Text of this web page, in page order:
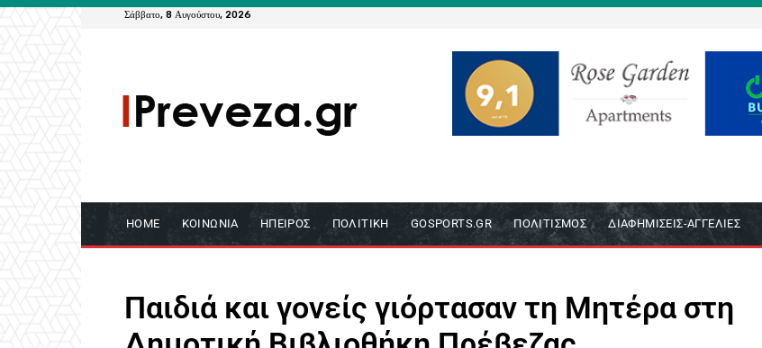
Σάββατο, 8 Αυγούστου, 2026
HOME ΚΟΙΝΩΝΊΑ ΉΠΕΙΡΟΣ ΠΟΛΙΤΙΚΉ GOSPORTS.GR ΠΟΛΙΤΙΣΜΌΣ ΔΙΑΦΗΜΊΣΕΙΣ-ΑΓΓΕΛΊΕΣ
Παιδιά και γονείς γιόρτασαν τη Μητέρα στη